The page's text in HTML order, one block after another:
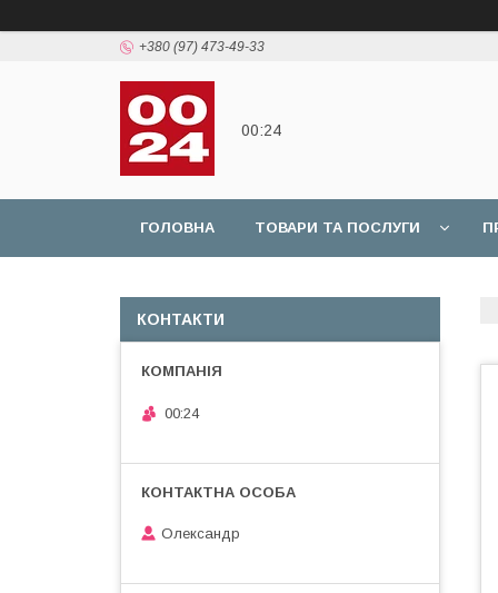
+380 (97) 473-49-33
00:24
ГОЛОВНА ТОВАРИ ТА ПОСЛУГИ
КОНТАКТИ
00:24
Олександр